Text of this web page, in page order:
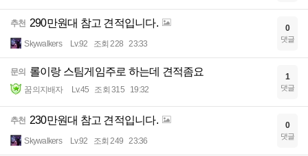
추천 290만원대 참고 견적입니다.
Skywalkers Lv.92 조회 228 23:33
0
댓글
문의 롤이랑 스팀게임주로 하는데 견적좀요
꿈의지배자 Lv.45 조회 315 19:32
1
댓글
추천 230만원대 참고 견적입니다.
Skywalkers Lv.92 조회 249 23:36
0
댓글